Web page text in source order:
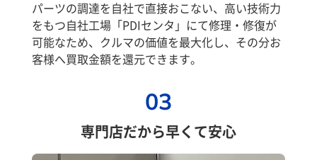
パーツの調達を自社で直接おこない、高い技術力
をもつ自社工場「PDIセンタ」にて修理・修復が
可能なため、クルマの価値を最大化し、その分お
客様へ買取金額を還元できます。
03
専門店だから早くて安心